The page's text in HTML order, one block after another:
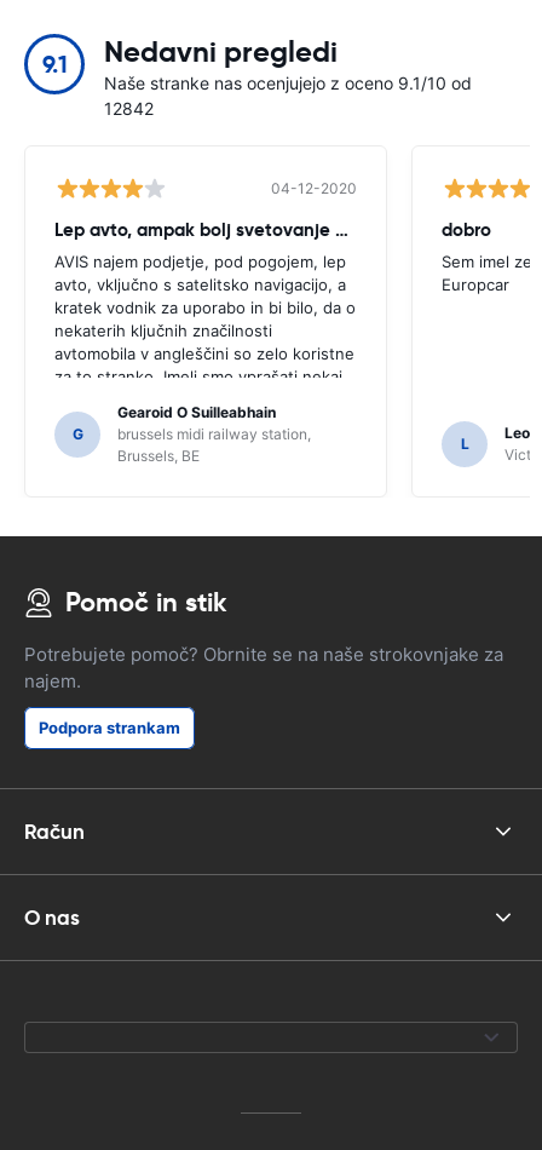
9.1 Nedavni pregledi
Naše stranke nas ocenjujejo z oceno 9.1/10 od
12842
04-12-2020
Lep avto, ampak bolj svetovanje potrebno
AVIS najem podjetje, pod pogojem, lep
avto, vključno s satelitsko navigacijo, a
kratek vodnik za uporabo in bi bilo, da o
nekaterih ključnih značilnosti
avtomobila v angleščini so zelo koristne
za to stranko. Imeli smo vprašati nekaj
jih morda ne bi pogruntal funkcije SAT
NAV.
G
Gearoid O Suilleabhain
brussels midi railway station,
Brussels, BE
dobro
Sem imel
Europcar
L
Pomoč in stik
Potrebujete pomoč? Obrnite se na naše strokovnjake za
najem.
Podpora strankam
Račun
O nas